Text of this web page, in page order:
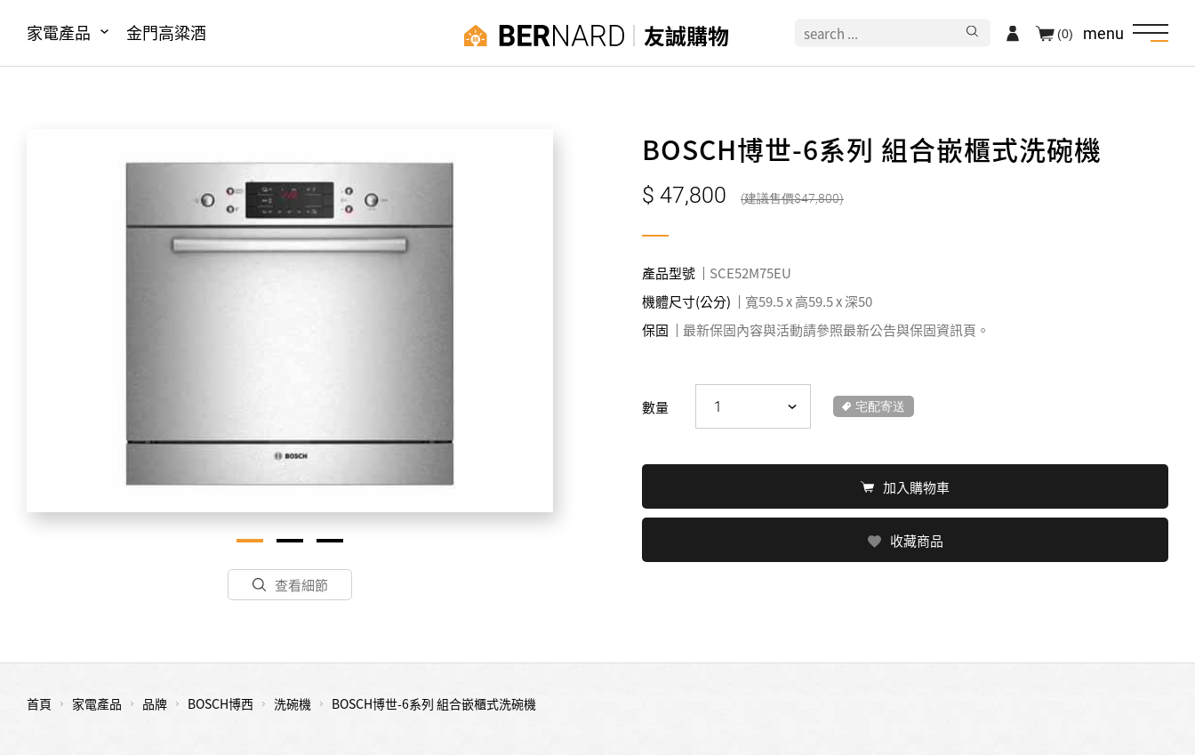
家電產品 金門高粱酒 友誠購物 menu
(0)
查看細節
BOSCH博世-6系列 組合嵌櫃式洗碗機
47,800 47,800
產品型號
SCE52M75EU
機體尺寸(公分)
寬59.5 x 高59.5 x 深50
保固
最新保固內容與活動請參照最新公告與保固資訊頁。
數量 宅配寄送
加入購物車
收藏商品
首頁 家電產品 品牌 BOSCH博西 洗碗機 BOSCH博世-6系列 組合嵌櫃式洗碗機